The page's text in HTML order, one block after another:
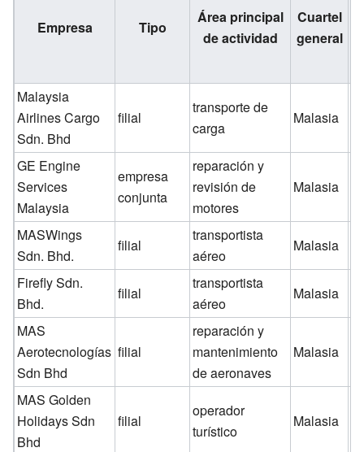
Empresa Tipo
Área principal
de actividad
Cuartel
general
Malaysia
Airlines Cargo
Sdn. Bhd
filial
transporte de
carga
Malasia
GE Engine
Services
Malaysia
empresa
conjunta
reparación y
revisión de
motores
Malasia
MASWings
Sdn. Bhd.
filial
transportista
aéreo
Malasia
Firefly Sdn.
Bhd.
filial
transportista
aéreo
Malasia
MAS
Aerotecnologías
Sdn Bhd
filial
reparación y
mantenimiento
de aeronaves
Malasia
MAS Golden
Holidays Sdn
Bhd
filial
operador
turístico
Malasia